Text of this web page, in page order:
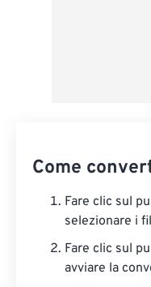
Come
Fare clic sul
selezionare i
Fare clic sul
avviare la